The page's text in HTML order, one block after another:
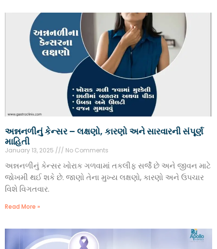
અન્નનળીનું કેન્સર – લક્ષણો, કારણો અને સારવારની સંપૂર્ણ
માહિતી
January 13, 2025 No Comments
અન્નનળીનું કેન્સર ખોરાક ગળવામાં તકલીફ સર્જે છે અને જીવન માટે
જોખમી થઈ શકે છે. જાણો તેના મુખ્ય લક્ષણો, કારણો અને ઉપચાર
વિશે વિગતવાર.
Read More »